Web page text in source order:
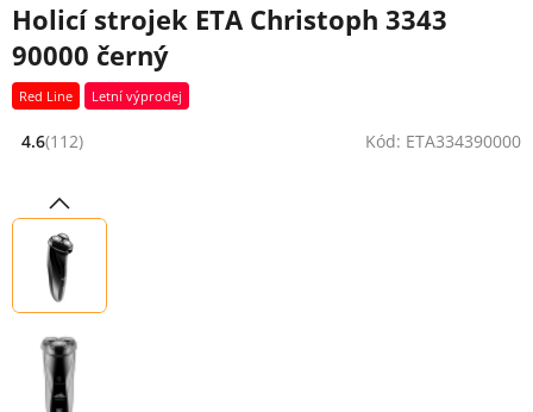
Holicí strojek ETA Christoph 3343
90000 černý
Red Line Letní výprodej
Hodnocení: 4.6 z 5 (112 recenzí)
4.6(112) Kód: ETA334390000